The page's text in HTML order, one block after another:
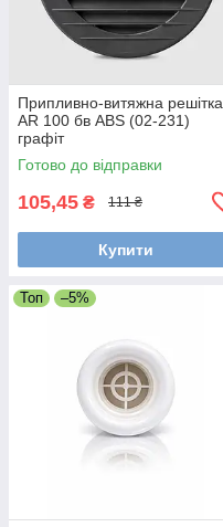
Припливно-витяжна решітка
AR 100 бв ABS (02-231)
графіт
Готово до відправки
105,45 ₴ 111 ₴
Купити
Топ –5%